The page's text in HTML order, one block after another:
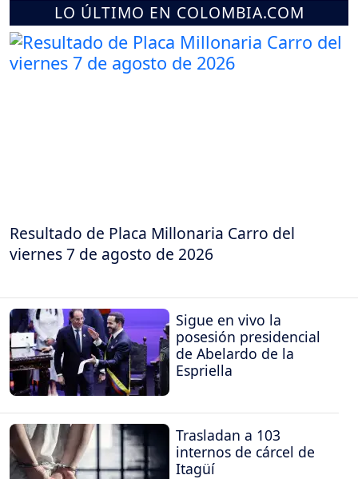
LO ÚLTIMO EN COLOMBIA.COM
Resultado de Placa Millonaria Carro del
viernes 7 de agosto de 2026
Sigue en vivo la
posesión presidencial
de Abelardo de la
Espriella
Trasladan a 103
internos de cárcel de
Itagüí